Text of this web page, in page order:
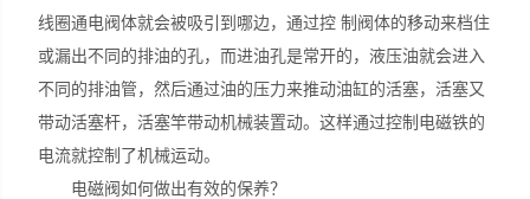
线圈通电阀体就会被吸引到哪边，通过控 制阀体的移动来档住
或漏出不同的排油的孔，而进油孔是常开的，液压油就会进入
不同的排油管，然后通过油的压力来推动油缸的活塞，活塞又
带动活塞杆，活塞竿带动机械装置动。这样通过控制电磁铁的
电流就控制了机械运动。
电磁阀如何做出有效的保养？